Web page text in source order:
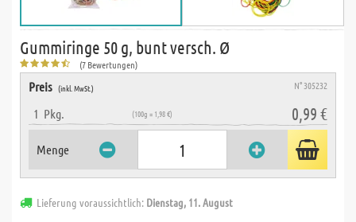
Gummiringe 50 g, bunt versch. Ø
(7 Bewertungen)
Preis (inkl. MwSt.) N° 305232
1 Pkg. (100g = 1,98 €) 0,99 €
Menge
Lieferung voraussichtlich: Dienstag, 11. August